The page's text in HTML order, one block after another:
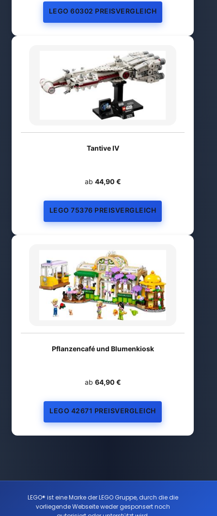
LEGO 60302 PREISVERGLEICH
Tantive IV
ab 44,90 €
LEGO 75376 PREISVERGLEICH
Pflanzencafé und Blumenkiosk
ab 64,90 €
LEGO 42671 PREISVERGLEICH
LEGO® ist eine Marke der LEGO Gruppe, durch die die
vorliegende Webseite weder gesponsert noch